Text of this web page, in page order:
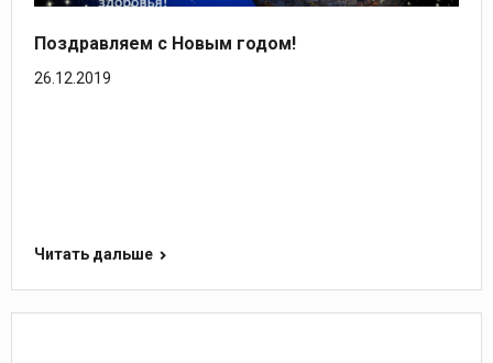
Поздравляем с Новым годом!
26.12.2019
Читать дальше